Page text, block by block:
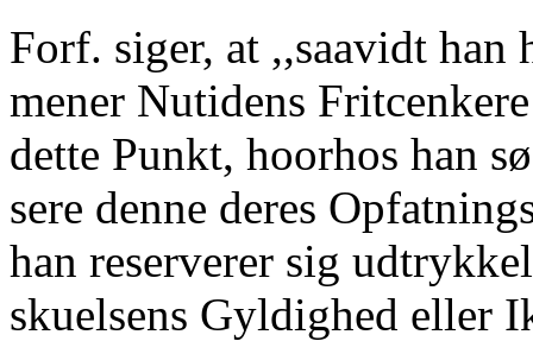
Forf. siger, at ,,saavidt han
mener Nutidens
dette Punkt, hoorhos han
sere denne deres
han reserverer sig
skuelsens Gyldighed eller